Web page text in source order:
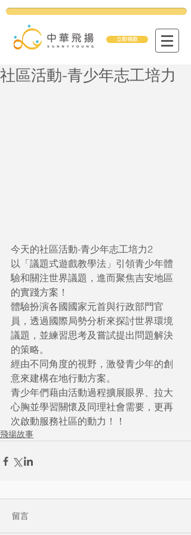
立即捐款
社區活動-青少年志工培力
今天的社區活動-青少年志工培力2
以「議題式遊戲教學法」引領青少年體
驗和關注世界議題，進而聚焦吉安地區
的實踐方案！
體驗扮演各國國家元首與行政部門官
員，透過國際局勢分析來探討世界環境
議題，並練習思考及嘗試提出問題解決
的策略。
經由不同角度的視野，激發青少年的創
意來建構在地行動方案。
青少年們藉由活動過程擴展眼界、拉大
心胸並學習關懷及同理社會需要，更再
次啟動服務社區的動力！！
飛揚故事
留言